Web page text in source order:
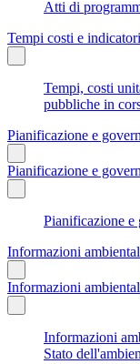
Atti di
Tempi costi e
Tempi, costi
pubbliche in
Pianificazione e
Pianificazione e
Pianificazione e
Informazioni
Informazioni
Informazioni
Stato